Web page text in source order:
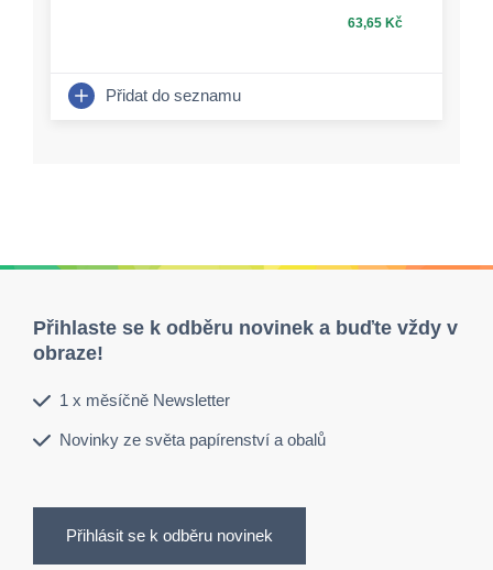
63,65 Kč
Přidat do seznamu
Přihlaste se k odběru novinek a buďte vždy v
obraze!
1 x měsíčně Newsletter
Novinky ze světa papírenství a obalů
Přihlásit se k odběru novinek